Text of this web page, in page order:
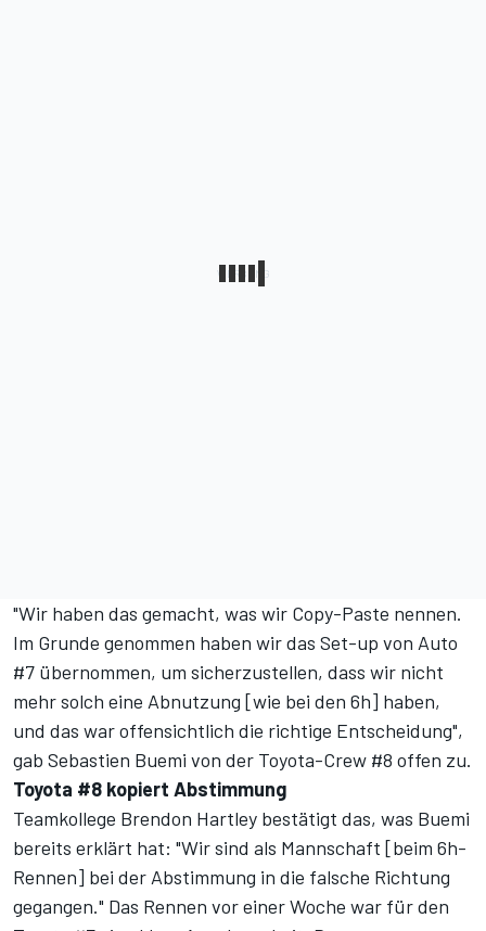
"Wir haben das gemacht, was wir Copy-Paste nennen.
Im Grunde genommen haben wir das Set-up von Auto
#7 übernommen, um sicherzustellen, dass wir nicht
mehr solch eine Abnutzung [wie bei den 6h] haben,
und das war offensichtlich die richtige Entscheidung",
gab Sebastien Buemi von der Toyota-Crew #8 offen zu.
Toyota #8 kopiert Abstimmung
Teamkollege Brendon Hartley bestätigt das, was Buemi
bereits erklärt hat: "Wir sind als Mannschaft [beim 6h-
Rennen] bei der Abstimmung in die falsche Richtung
gegangen." Das Rennen vor einer Woche war für den